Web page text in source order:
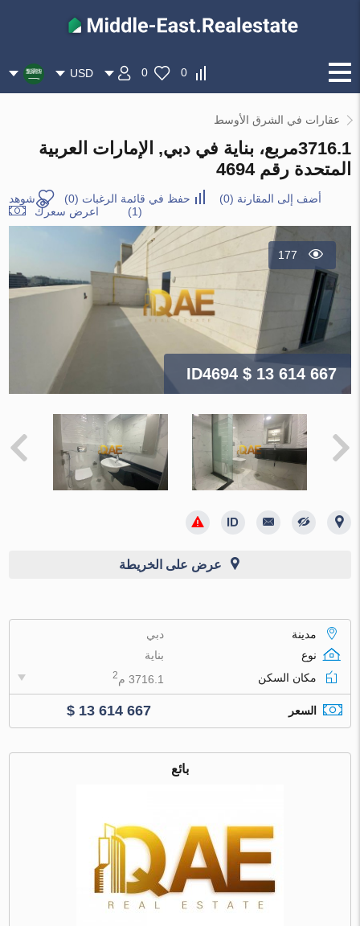
0
0
USD
عقارات في الشرق الأوسط
3716.1مربع، بناية في دبي, الإمارات العربية
المتحدة رقم 4694
أضف إلى المقارنة (
0
) حفظ في قائمة الرغبات (
0
)
شوهد
(1)
اعرض سعرك
177
ID4694$ 13 614 667
عرض على الخريطة
مدينة
دبي
نوع
بناية
مكان السكن
3716.1 م 2
السعر $ 13 614 667
بائع